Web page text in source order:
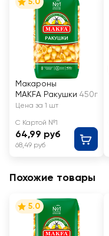
Макароны
MAKFA Ракушки 450г
Цена за 1 шт
С Картой №1
64,99 руб
68,49 руб
Похожие товары
5.0